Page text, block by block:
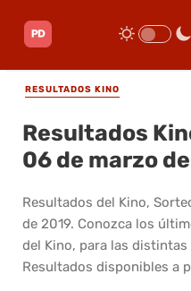
RESULTADOS KINO
Resultados
06 de marzo
Resultados del Kino,
de 2019. Conozca los
del Kino, para las
Resultados disponibles a